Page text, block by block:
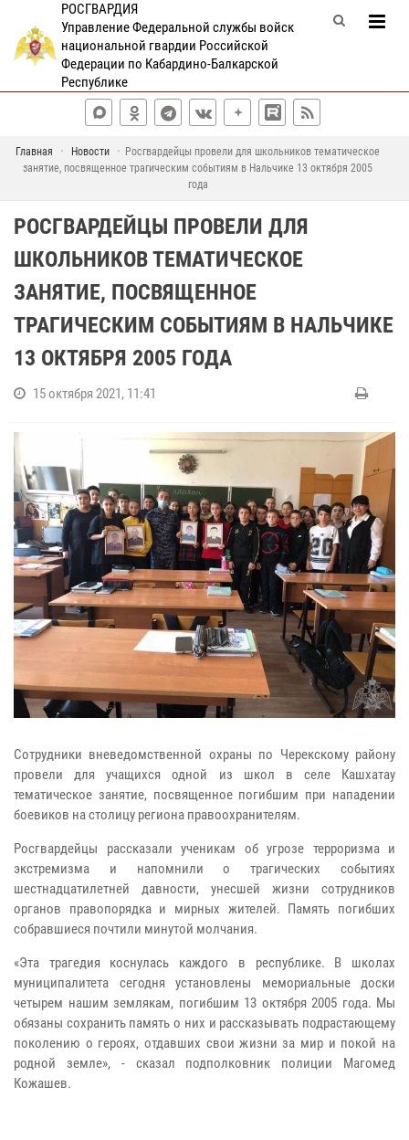
РОСГВАРДИЯ
Управление Федеральной службы войск
национальной гвардии Российской
Федерации по Кабардино-Балкарской
Республике
Главная Новости
Росгвардейцы провели для школьников тематическое
занятие, посвященное трагическим событиям в Нальчике 13 октября 2005
года
РОСГВАРДЕЙЦЫ ПРОВЕЛИ ДЛЯ
ШКОЛЬНИКОВ ТЕМАТИЧЕСКОЕ
ЗАНЯТИЕ, ПОСВЯЩЕННОЕ
ТРАГИЧЕСКИМ СОБЫТИЯМ В НАЛЬЧИКЕ
13 ОКТЯБРЯ 2005 ГОДА
15 октября 2021, 11:41
Сотрудники вневедомственной охраны по Черекскому району
провели для учащихся одной из школ в селе Кашхатау
тематическое занятие, посвященное погибшим при нападении
боевиков на столицу региона правоохранителям.
Росгвардейцы рассказали ученикам об угрозе терроризма и
экстремизма и напомнили о трагических событиях
шестнадцатилетней давности, унесшей жизни сотрудников
органов правопорядка и мирных жителей. Память погибших
собравшиеся почтили минутой молчания.
«Эта трагедия коснулась каждого в республике. В школах
муниципалитета сегодня установлены мемориальные доски
четырем нашим землякам, погибшим 13 октября 2005 года. Мы
обязаны сохранить память о них и рассказывать подрастающему
поколению о героях, отдавших свои жизни за мир и покой на
родной земле», - сказал подполковник полиции Магомед
Кожашев.